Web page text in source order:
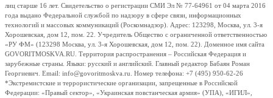
лиц старше 16 лет. Свидетельство о регистрации СМИ Эл № 77-64961 от 04 марта 2016
года выдано Федеральной службой по надзору в сфере связи, информационных
технологий и массовых коммуникаций (Роскомнадзор). Адрес: 123298, Москва, ул. 3-я
Хорошевская, дом 12, пом. 22. Учредитель Общество с ограниченной ответственностью
«РУ ФМ» (123298 Москва, ул. 3-я Хорошевская, дом 12, пом. 22). Доменное имя сайта
GOVORITMOSKVA.RU. Территория распространения – Российская Федерация и
зарубежные страны. Языки: русский и английский. Главный редактор Бабаян Роман
Георгиевич. Email: info@govoritmoskva.ru. Номер телефона: +7 (495) 950-62-26
*Экстремистские и террористические организации, запрещенные в Российской
Федерации: «Правый сектор», «Украинская повстанческая армия» (УПА), «ИГИЛ»,